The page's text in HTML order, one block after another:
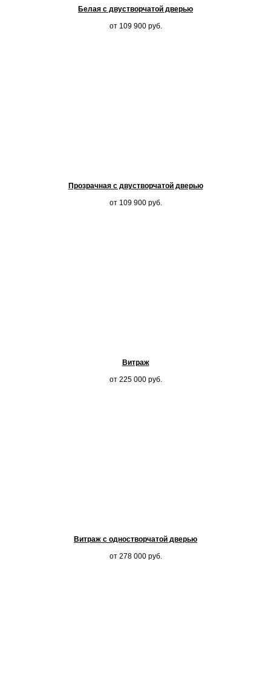
Белая с двустворчатой дверью
от 109 900 руб.
Прозрачная с двустворчатой дверью
от 109 900 руб.
Витраж
от 225 000 руб.
Витраж с одностворчатой дверью
от 278 000 руб.